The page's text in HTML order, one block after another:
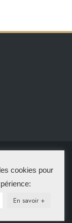
cookies pour
En savoir +